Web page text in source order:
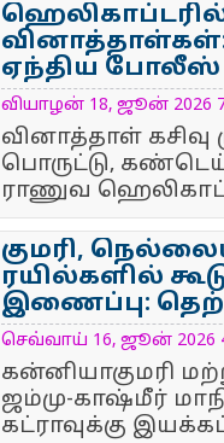
வினாத்தாள்கள்:
ஏந்திய போலீஸ்
வியாழன் 18, ஜூன் 2026
வினாத்தாள்
பொருட்டு,
ராணுவ
குமரி,
ரயில்களில்
இணைப்பு:
செவ்வாய் 16, ஜூன் 2026
கன்னியாகுமரி
ஜம்மு-காஷ்மீர்
கட்ராவுக்கு